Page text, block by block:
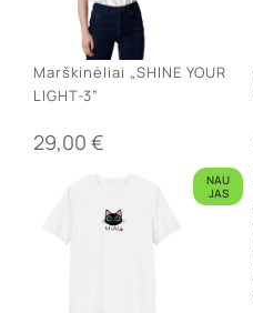
Marškinėliai „SHINE YOUR
LIGHT-3”
29,00 €
NAU
JAS